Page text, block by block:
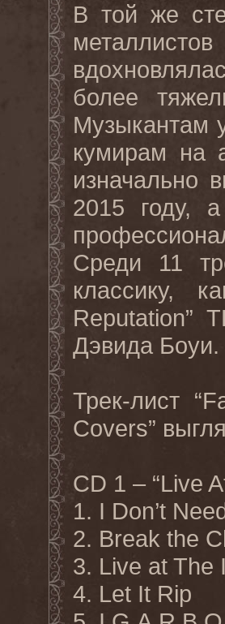
В той же
более
Музыкантам
кумирам на
изначально
2015 году,
Среди 11
классику,
Reputation”
Дэвида Боуи.
Трек-лист
Covers”
CD 1 – “Live
1. I Don’t
2. Break the
3. Live at The
4. Let It Rip